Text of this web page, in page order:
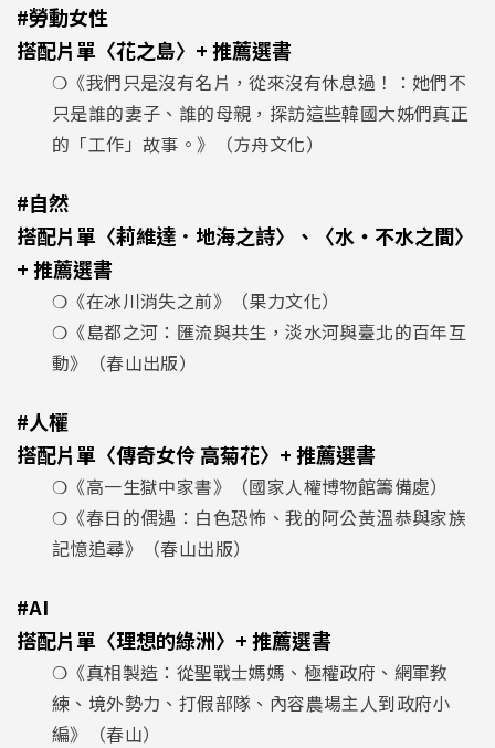
#勞動女性
搭配片單〈花之島〉+ 推薦選書
​​​❍《我們只是沒有名片，從來沒有休息過！：她們不
只是誰的妻子、誰的母親，探訪這些韓國大姊們真正
的「工作」故事。》（方舟文化）
#自然
搭配片單〈莉維達．地海之詩〉、〈水・不水之間〉
+ 推薦選書
❍《在冰川消失之前》（果力文化）
❍《島都之河：匯流與共生，淡水河與臺北的百年互
動》（春山出版）
#人權
搭配片單〈傳奇女伶 高菊花〉+ 推薦選書
❍《高一生獄中家書》（國家人權博物館籌備處）
❍《春日的偶遇：白色恐怖、我的阿公黃溫恭與家族
記憶追尋》（春山出版）
#AI
搭配片單〈理想的綠洲〉+ 推薦選書
❍《真相製造：從聖戰士媽媽、極權政府、網軍教
練、境外勢力、打假部隊、內容農場主人到政府小
編》（春山）